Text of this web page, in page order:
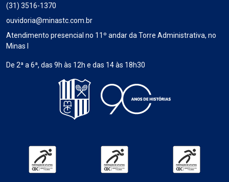
(31) 3516-1370
ouvidoria@minastc.com.br
Atendimento presencial no 11º andar da Torre Administrativa, no
Minas I
De 2ª a 6ª, das 9h às 12h e das 14 às 18h30